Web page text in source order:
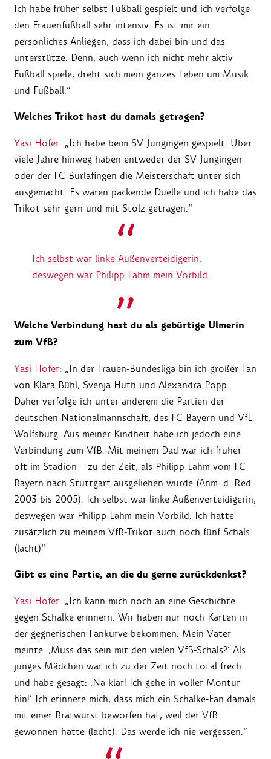
Ich habe früher selbst Fußball gespielt und ich verfolge
den Frauenfußball sehr intensiv. Es ist mir ein
persönliches Anliegen, dass ich dabei bin und das
unterstütze. Denn, auch wenn ich nicht mehr aktiv
Fußball spiele, dreht sich mein ganzes Leben um Musik
und Fußball.“
Welches Trikot hast du damals getragen?
Yasi Hofer: „Ich habe beim SV Jungingen gespielt. Über
viele Jahre hinweg haben entweder der SV Jungingen
oder der FC Burlafingen die Meisterschaft unter sich
ausgemacht. Es waren packende Duelle und ich habe das
Trikot sehr gern und mit Stolz getragen.“
Ich selbst war linke Außenverteidigerin,
deswegen war Philipp Lahm mein Vorbild.
Welche Verbindung hast du als gebürtige Ulmerin
zum VfB?
Yasi Hofer: „In der Frauen-Bundesliga bin ich großer Fan
von Klara Bühl, Svenja Huth und Alexandra Popp.
Daher verfolge ich unter anderem die Partien der
deutschen Nationalmannschaft, des FC Bayern und VfL
Wolfsburg. Aus meiner Kindheit habe ich jedoch eine
Verbindung zum VfB. Mit meinem Dad war ich früher
oft im Stadion – zu der Zeit, als Philipp Lahm vom FC
Bayern nach Stuttgart ausgeliehen wurde (Anm. d. Red.:
2003 bis 2005). Ich selbst war linke Außenverteidigerin,
deswegen war Philipp Lahm mein Vorbild. Ich hatte
zusätzlich zu meinem VfB-Trikot auch noch fünf Schals.
(lacht)“
Gibt es eine Partie, an die du gerne zurückdenkst?
Yasi Hofer: „Ich kann mich noch an eine Geschichte
gegen Schalke erinnern. Wir haben nur noch Karten in
der gegnerischen Fankurve bekommen. Mein Vater
meinte: ‚Muss das sein mit den vielen VfB-Schals?‘ Als
junges Mädchen war ich zu der Zeit noch total frech
und habe gesagt: ‚Na klar! Ich gehe in voller Montur
hin!‘ Ich erinnere mich, dass mich ein Schalke-Fan damals
mit einer Bratwurst beworfen hat, weil der VfB
gewonnen hatte (lacht). Das werde ich nie vergessen.“